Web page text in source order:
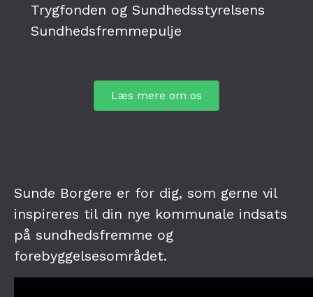
Trygfonden og Sundhedsstyrelsens
Sundhedsfremmepulje
Læs mere om os
Sunde Borgere er for dig, som gerne vil
inspireres til din nye kommunale indsats
på sundhedsfremme og
forebyggelsesområdet.